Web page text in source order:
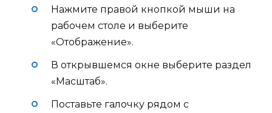
Нажмите правой кнопкой мыши на
рабочем столе и выберите
«Отображение».
В открывшемся окне выберите раздел
«Масштаб».
Поставьте галочку рядом с